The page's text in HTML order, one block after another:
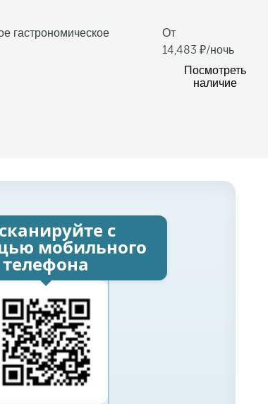
гастрономическое
От
14,483
/ночь
Посмотреть
наличие
с
мобильного
телефона